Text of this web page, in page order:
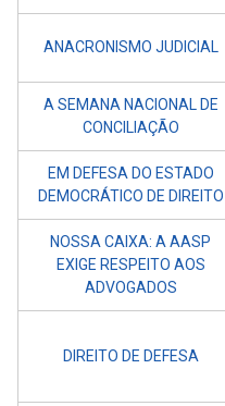
ANACRONISMO JUDICIAL
A SEMANA NACIONAL DE
CONCILIAÇÃO
EM DEFESA DO ESTADO
DEMOCRÁTICO DE DIREITO
NOSSA CAIXA: A AASP
EXIGE RESPEITO AOS
ADVOGADOS
DIREITO DE DEFESA